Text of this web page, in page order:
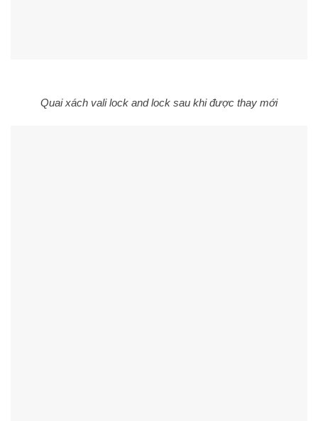
Quai xách vali lock and lock sau khi được thay mới